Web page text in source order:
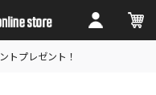
トプレゼント！